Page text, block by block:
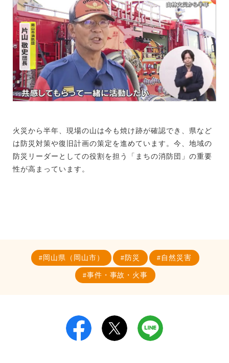
火災から半年、現場の山は今も焼け跡が確認でき、県など
は防災対策や復旧計画の策定を進めています。今、地域の
防災リーダーとしての役割を担う「まちの消防団」の重要
性が高まっています。
岡山県（岡山市） 防災 自然災害
事件・事故・火事